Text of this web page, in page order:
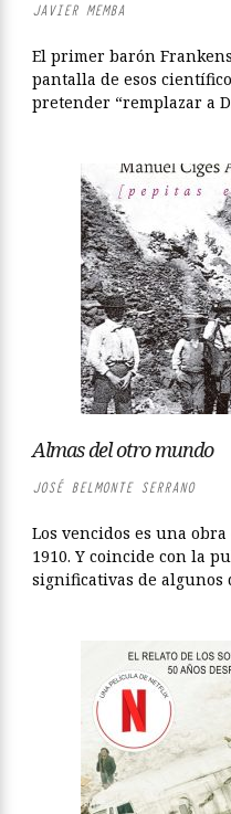
JAVIER MEMBA
El primer barón
pantalla de esos
pretender “remplazar a
Almas del otro mundo
JOSÉ BELMONTE SERRANO
Los vencidos es una
1910. Y coincide con la
significativas de algunos